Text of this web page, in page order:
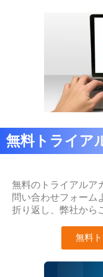
無料トライア
無料のトライアルア
問い合わせフォーム
折り返し、弊社から
無料